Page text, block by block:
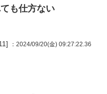
も仕方ない
：2024/09/20(金) 09:27:22.36